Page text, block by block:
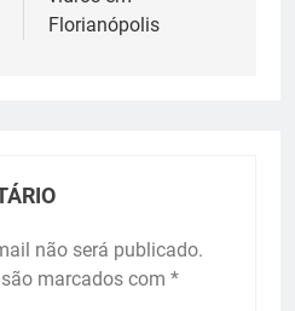
Florianópolis
não será publicado.
marcados com *